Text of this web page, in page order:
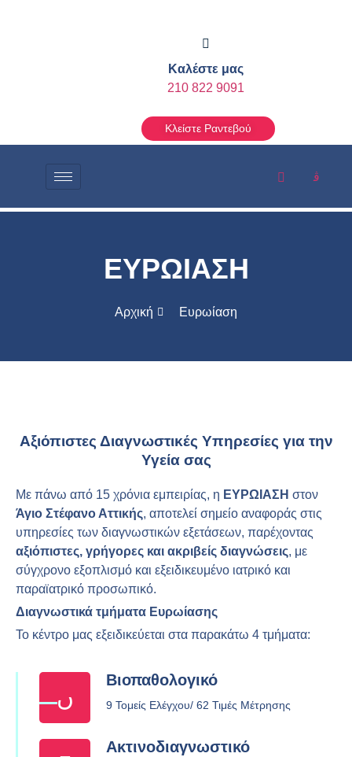
Καλέστε μας
210 822 9091
Κλείστε Ραντεβού
ΕΥΡΩΙΑΣΗ
Αρχική Ευρωίαση
Αξιόπιστες Διαγνωστικές Υπηρεσίες για την
Υγεία σας
Με πάνω από 15 χρόνια εμπειρίας, η ΕΥΡΩΙΑΣΗ στον
Άγιο Στέφανο Αττικής, αποτελεί σημείο αναφοράς στις
υπηρεσίες των διαγνωστικών εξετάσεων, παρέχοντας
αξιόπιστες, γρήγορες και ακριβείς διαγνώσεις, με
σύγχρονο εξοπλισμό και εξειδικευμένο ιατρικό και
παραϊατρικό προσωπικό.
Διαγνωστικά τμήματα Ευρωίασης
Το κέντρο μας εξειδικεύεται στα παρακάτω 4 τμήματα:
Βιοπαθολογικό
9 Τομείς Ελέγχου/ 62 Τιμές Μέτρησης
Ακτινοδιαγνωστικό